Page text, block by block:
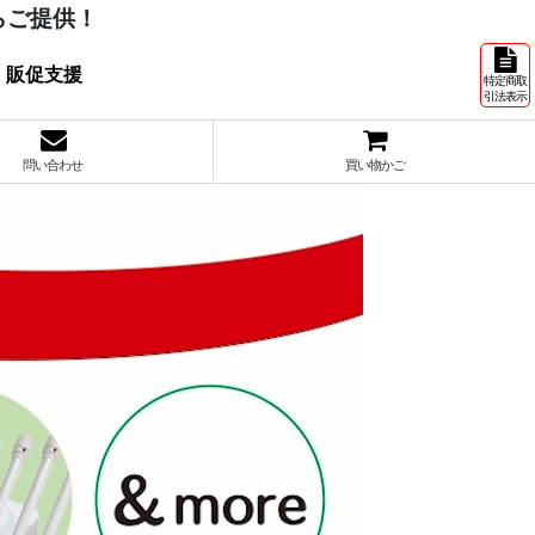
提供！
促支援
特定商取
引法表示
問い合わせ 買い物かご